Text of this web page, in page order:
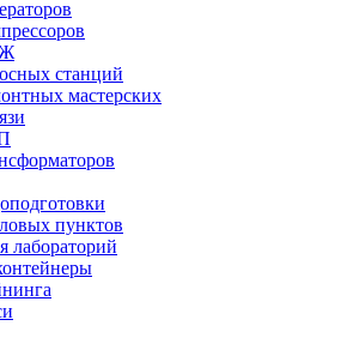
станций
мастерских
пунктов
лабораторий